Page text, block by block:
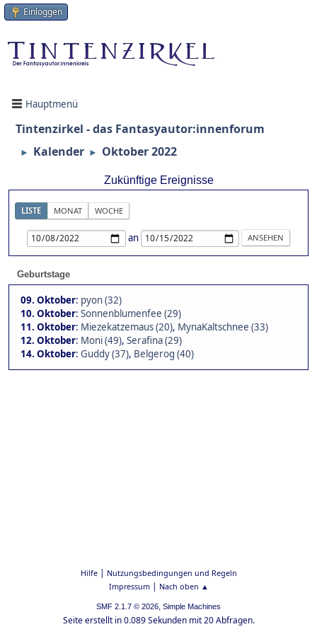
Einloggen
Hauptmenü
Tintenzirkel - das Fantasyautor:innenforum
► Kalender ► Oktober 2022
Zukünftige Ereignisse
LISTE MONAT WOCHE
an
Geburtstage
09. Oktober: pyon (32)
10. Oktober: Sonnenblumenfee (29)
11. Oktober: Miezekatzemaus (20), MynaKaltschnee (33)
12. Oktober: Moni (49), Serafina (29)
14. Oktober: Guddy (37), Belgerog (40)
Hilfe| Nutzungsbedingungen und Regeln
Impressum| Nach oben ▲
SMF 2.1.7 © 2026, Simple Machines
Seite erstellt in 0.089 Sekunden mit 20 Abfragen.